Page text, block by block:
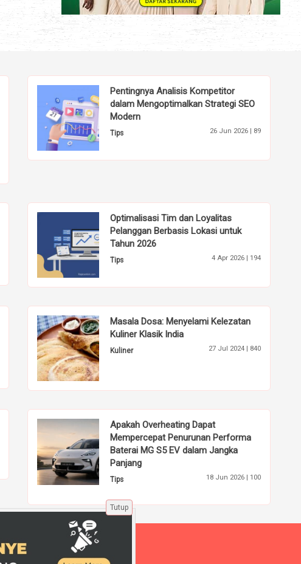
Pentingnya Analisis Kompetitor
dalam Mengoptimalkan Strategi SEO
Modern
Tips 26 Jun 2026 | 89
Optimalisasi Tim dan Loyalitas
Pelanggan Berbasis Lokasi untuk
Tahun 2026
Tips 4 Apr 2026 | 194
Masala Dosa: Menyelami Kelezatan
Kuliner Klasik India
Kuliner 27 Jul 2024 | 840
Apakah Overheating Dapat
Mempercepat Penurunan Performa
Baterai MG S5 EV dalam Jangka
Panjang
Tips 18 Jun 2026 | 100
Tutup